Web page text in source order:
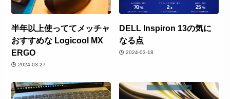
半年以上使っててメッチャ
おすすめな Logicool MX
ERGO
2024-03-27
DELL Inspiron 13の気に
なる点
2024-03-18